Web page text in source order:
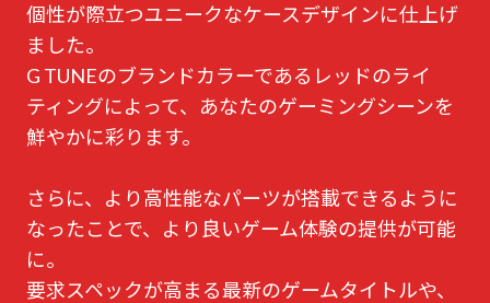
個性が際立つユニークなケースデザインに仕上げ
ました。
G TUNEのブランドカラーであるレッドのライ
ティングによって、あなたのゲーミングシーンを
鮮やかに彩ります。
さらに、より高性能なパーツが搭載できるように
なったことで、より良いゲーム体験の提供が可能
に。
要求スペックが高まる最新のゲームタイトルや、